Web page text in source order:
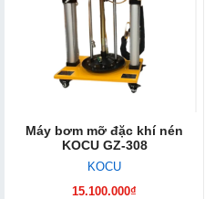
Máy bơm mỡ đặc khí nén
KOCU GZ-308
KOCU
15.100.000₫